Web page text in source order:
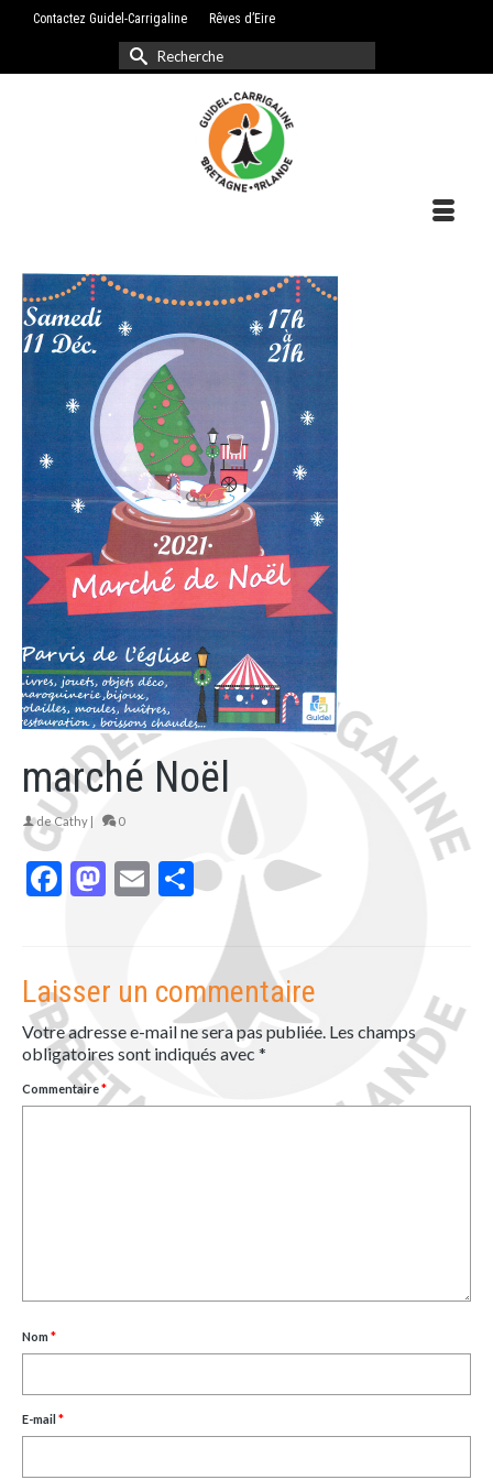
Contactez Guidel-Carrigaline Rêves d’Eire
Rechercher :
marché Noël
deCathy | 0
Facebook
Mastodon
EmailPartager
Laisser un commentaire
Votre adresse e-mail ne sera pas publiée. Les champs
obligatoires sont indiqués avec *
Commentaire*
Nom*
E-mail*